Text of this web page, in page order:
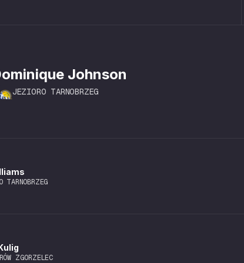
Johnson
JEZIORO TARNOBRZEG
TARNOBRZEG
ZGORZELEC